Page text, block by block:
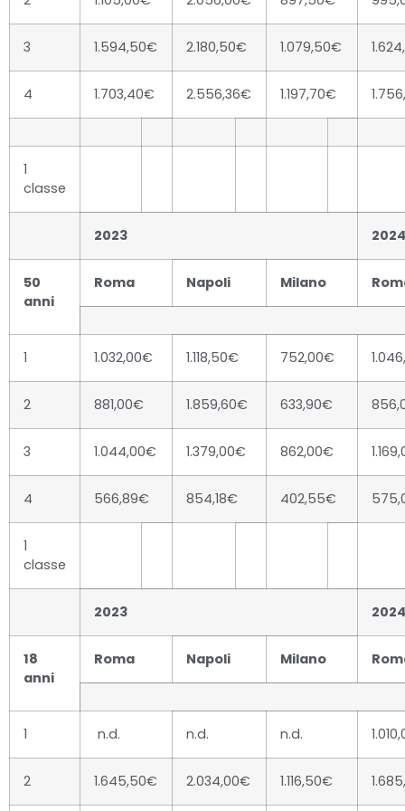
3 1.594,50€ 2.180,50€ 1.079,50€
4 1.703,40€ 2.556,36€ 1.197,70€
1
classe
2023 2024
50
anni
Roma Napoli Milano
1 1.032,00€ 1.118,50€ 752,00€
2 881,00€ 1.859,60€ 633,90€
3 1.044,00€ 1.379,00€ 862,00€
4 566,89€ 854,18€ 402,55€
1
classe
2023 2024
18
anni
Roma Napoli Milano
1 n.d. n.d. n.d.
2 1.645,50€ 2.034,00€ 1.116,50€